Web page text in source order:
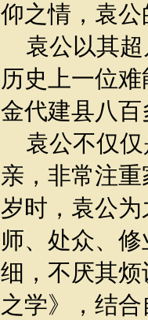
仰之情，袁
袁公以其超
历史上一位
金代建县八
袁公不仅仅
亲，非常注
岁时，袁公
师、处众、
细，不厌其
之学》，结